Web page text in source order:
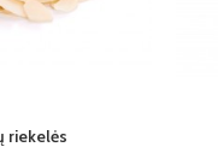
riekelės